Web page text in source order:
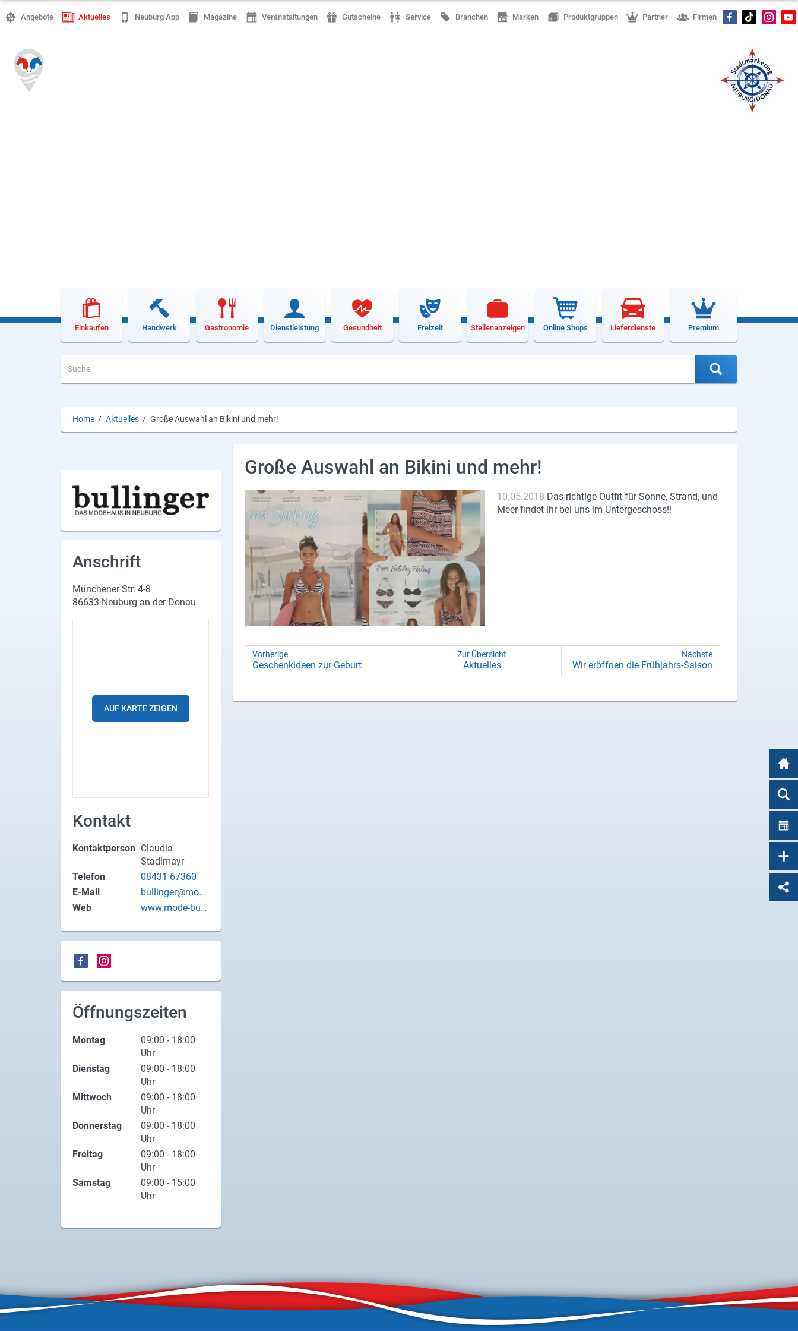
Angebote Aktuelles Neuburg App Magazine Veranstaltungen Gutscheine Service Branchen Marken Produktgruppen Partner Firmen
Einkaufen Handwerk Gastronomie Dienstleistung Gesundheit Freizeit Stellenanzeigen Online Shops Lieferdienste Premium
Home / Aktuelles / Große Auswahl an Bikini und mehr!
Große Auswahl an Bikini und mehr!
10.05.2018 Das richtige Outfit für Sonne, Strand, und
Meer findet ihr bei uns im Untergeschoss!!
Vorherige
Ge­schenk­ideen zur Ge­burt
Zur Übersicht
Ak­tu­el­les
Nächste
Wir er­öff­nen die Frühjahrs-​Saison
Anschrift
Münchener Str. 4-8
86633 Neuburg an der Donau
AUF KARTE ZEIGEN
Kontakt
Kontaktperson Claudia
Stadlmayr
Telefon
08431 67360
E-Mail
bullinger@mode
-bullinger.de
Web
www.mode-bulli
Öffnungszeiten
Montag
09:00 - 18:00
Uhr
Dienstag
09:00 - 18:00
Uhr
Mittwoch
09:00 - 18:00
Uhr
Donnerstag
09:00 - 18:00
Uhr
Freitag
09:00 - 18:00
Uhr
Samstag
09:00 - 15:00
Uhr
Einkaufen
Handwerk
Neuburg App
Aktuelles
Veranstaltungen
Kontaktseite